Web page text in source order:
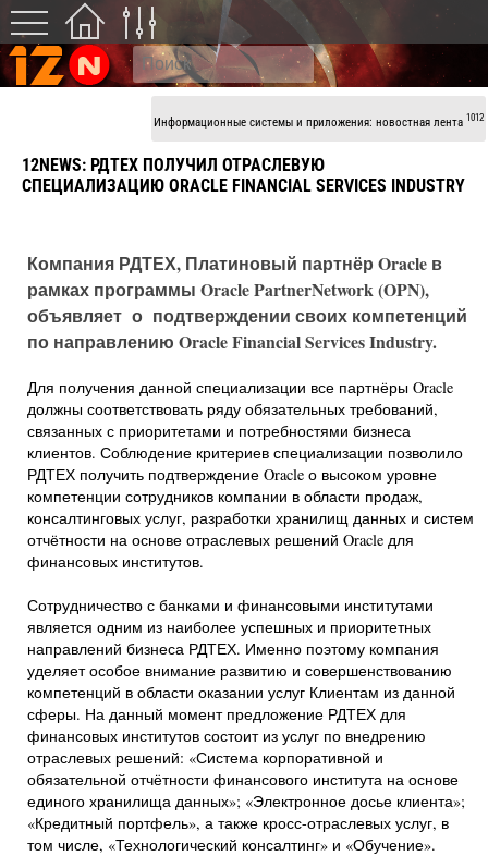
Информационные системы и приложения: новостная лента 1012
12NEWS: РДТЕХ ПОЛУЧИЛ ОТРАСЛЕВУЮ
СПЕЦИАЛИЗАЦИЮ ORACLE FINANCIAL SERVICES INDUSTRY
Компания РДТЕХ, Платиновый партнёр Oracle в
рамках программы Oracle PartnerNetwork (OPN),
объявляет о подтверждении своих компетенций
по направлению Oracle Financial Services Industry.
Для получения данной специализации все партнёры Oracle
должны соответствовать ряду обязательных требований,
связанных с приоритетами и потребностями бизнеса
клиентов. Соблюдение критериев специализации позволило
РДТЕХ получить подтверждение Oracle о высоком уровне
компетенции сотрудников компании в области продаж,
консалтинговых услуг, разработки хранилищ данных и систем
отчётности на основе отраслевых решений Oracle для
финансовых институтов.
Сотрудничество с банками и финансовыми институтами
является одним из наиболее успешных и приоритетных
направлений бизнеса РДТЕХ. Именно поэтому компания
уделяет особое внимание развитию и совершенствованию
компетенций в области оказании услуг Клиентам из данной
сферы. На данный момент предложение РДТЕХ для
финансовых институтов состоит из услуг по внедрению
отраслевых решений: «Система корпоративной и
обязательной отчётности финансового института на основе
единого хранилища данных»; «Электронное досье клиента»;
«Кредитный портфель», а также кросс-отраслевых услуг, в
том числе, «Технологический консалтинг» и «Обучение».